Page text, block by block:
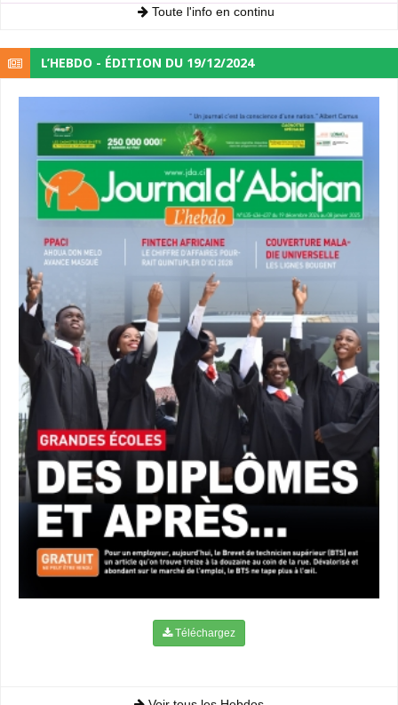
Toute l'info en continu
L’HEBDO - ÉDITION DU 19/12/2024
Téléchargez